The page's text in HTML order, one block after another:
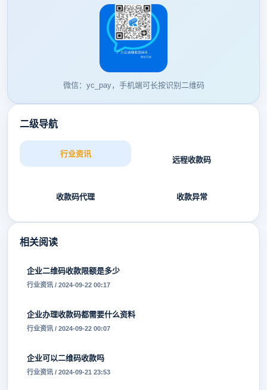
微信：yc_pay，手机端可长按识别二维码
二级导航
行业资讯
远程收款码
收款码代理 收款异常
相关阅读
企业二维码收款限额是多少
行业资讯 / 2024-09-22 00:17
企业办理收款码都需要什么资料
行业资讯 / 2024-09-22 00:07
企业可以二维码收款吗
行业资讯 / 2024-09-21 23:53